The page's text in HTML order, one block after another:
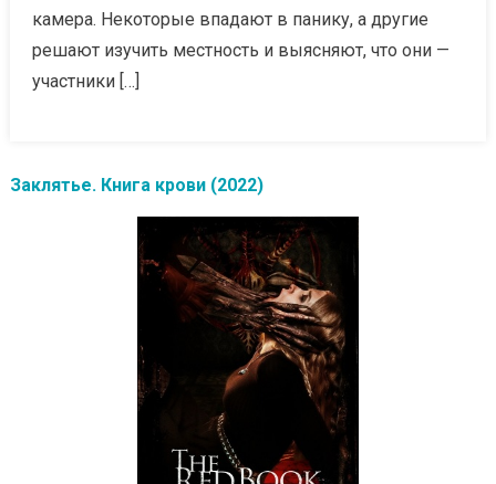
камера. Некоторые впадают в панику, а другие
решают изучить местность и выясняют, что они —
участники […]
Заклятье. Книга крови (2022)